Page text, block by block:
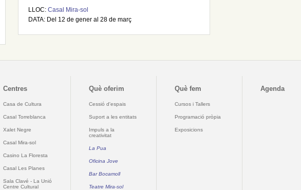
LLOC: Casal Mira-sol
DATA: Del 12 de gener al 28 de març
Centres
Casa de Cultura
Casal Torreblanca
Xalet Negre
Casal Mira-sol
Casino La Floresta
Casal Les Planes
Sala Clavé - La Unió
Centre Cultural
Què oferim
Cessió d'espais
Suport a les entitats
Impuls a la
creativitat
La Pua
Oficina Jove
Bar Bocamoll
Teatre Mira-sol
Què fem
Cursos i Tallers
Programació pròpia
Exposicions
Agenda